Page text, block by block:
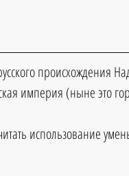
происхождения
империя (ныне это
использование